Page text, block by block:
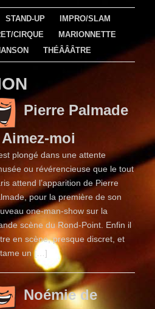
STAND-UP
IMPRO/SLAM
CIRQUE
MARIONNETTE
THÉÂÂÂTRE
Pierre Palmade
moi
plongé dans une attente
ou révérencieuse que le tout
attend l’apparition de Pierre
pour la première de son
one-man-show sur la
scène du Rond-Point. Enfin il
en scène, presque discret, et
un […]
Noémie de